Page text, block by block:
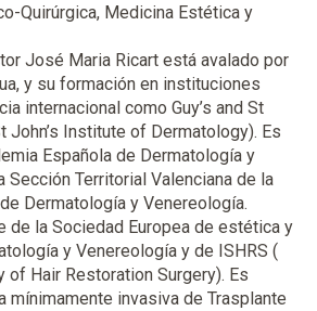
Quirúrgica, Medicina Estética y
José Maria Ricart está avalado por
y su formación en instituciones
internacional como Guy’s and St
John’s Institute of Dermatology). Es
Española de Dermatología y
Sección Territorial Valenciana de la
Dermatología y Venereología.
de la Sociedad Europea de estética y
y Venereología y de ISHRS (
of Hair Restoration Surgery). Es
mínimamente invasiva de Trasplante